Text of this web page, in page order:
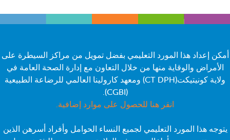
أمكن إعداد هذا المورد التعليمي بفضل تمويل من مراكز السيطرة على
الأمراض والوقاية منها من خلال التعاون مع إدارة الصحة العامة في
ولاية كونيتيكت(CT DPH) ومعهد كارولينا العالمي للرضاعة الطبيعية
(CGBI).
انقر هنا للحصول على موارد إضافية.
يتوجه هذا المورد التعليمي لجميع النساء الحوامل وأفراد أسرهن الذين